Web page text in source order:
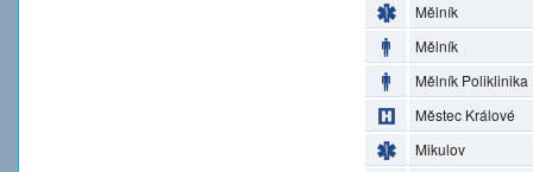
Mělník
Mělník
Mělník Poliklinika
Městec Králové
Mikulov